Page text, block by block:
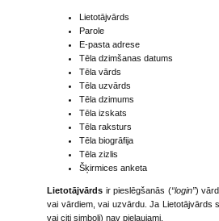
Lietotājvārds
Parole
E-pasta adrese
Tēla dzimšanas datums
Tēla vārds
Tēla uzvārds
Tēla dzimums
Tēla izskats
Tēla raksturs
Tēla biogrāfija
Tēla zizlis
Šķirmices anketa
Lietotājvārdsir pieslēgšanās (“login”)
vai vārdiem, vai uzvārdu. Ja Lietotājvārds
vai citi simboli) nav pieļaujami.